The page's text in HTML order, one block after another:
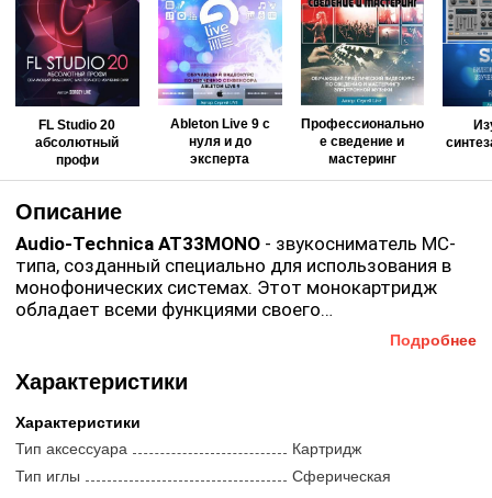
FL Studio 20
абсолютный
профи
Ableton Live 9 с
нуля и до
эксперта
Профессионально
е сведение и
мастеринг
Описание
Audio-Technica AT33MONO - звукосниматель MC-
типа, созданный специально для использования в
монофонических системах. Этот монокартридж
обладает всеми функциями своего
AT33MONO
имеет прочный алюминиевый корпус с внутренним
демпфированием с дополнительной синтетической
смолой ханенита, как и картридж AT33 EV, за
исключением того, что он имеет сферический
стилус, прикрепленный к дюралиевой консоли.
Наслаждайтесь классическими моно-записями
прошлых лет сAT33MONO.
Подробнее
Характеристики
Характеристики
Тип аксессуара
Картридж
Тип иглы
Сферическая